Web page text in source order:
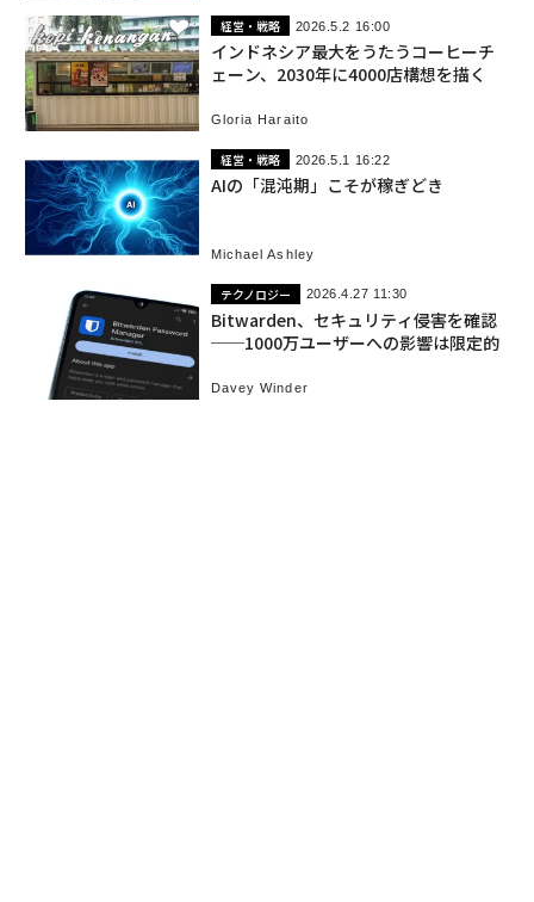
経営・戦略 2026.5.2 16:00
インドネシア最大をうたうコーヒーチ
ェーン、2030年に4000店構想を描く
Gloria Haraito
経営・戦略 2026.5.1 16:22
AIの「混沌期」こそが稼ぎどき
Michael Ashley
テクノロジー 2026.4.27 11:30
Bitwarden、セキュリティ侵害を確認
──1000万ユーザーへの影響は限定的
Davey Winder